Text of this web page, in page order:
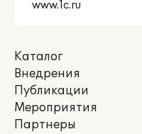
Каталог
Внедрения
Публикации
Мероприятия
Партнеры